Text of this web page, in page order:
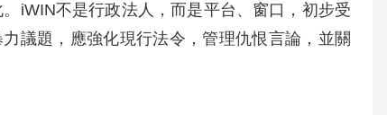
iWIN不是行政法人，而是平台、窗口，初步受
議題，應強化現行法令，管理仇恨言論，並關